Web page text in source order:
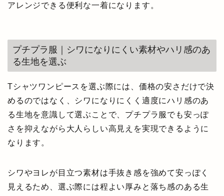
アレンジできる便利な一着になります。
プチプラ服｜シワになりにくい素材やハリ感のあ
る生地を選ぶ
Tシャツワンピースを選ぶ際には、価格の安さだけで決
めるのではなく、シワになりにくく適度にハリ感のあ
る生地を意識して選ぶことで、プチプラ服でも安っぽ
さを抑えながら大人らしい高見えを実現できるように
なります。
シワやヨレが目立つ素材は手抜き感を強めて安っぽく
見えるため、選ぶ際には程よい厚みと落ち感のある生